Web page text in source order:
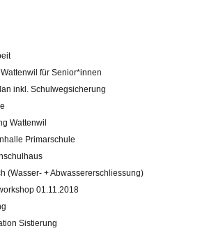
für Senior*innen
inkl. Schulwegsicherung
Wattenwil
Primarschule
(Wasser- + Abwassererschliessung)
01.11.2018
Sistierung